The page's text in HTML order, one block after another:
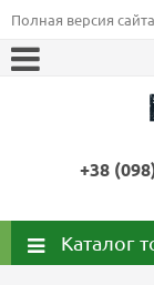
Полная версия сайта
+38
Каталог